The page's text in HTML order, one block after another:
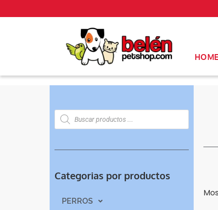
Categorias por productos
PERROS